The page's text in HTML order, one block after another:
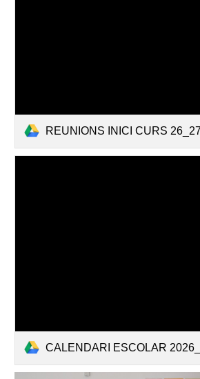
REUNIONS INICI CURS
CALENDARI ESCOLAR